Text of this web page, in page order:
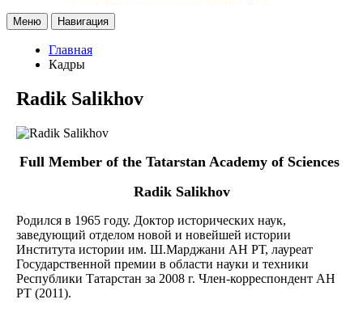
Меню Навигация
Главная
Кадры
Radik Salikhov
Full Member of the Tatarstan Academy of Sciences
Radik Salikhov
Родился в 1965 году. Доктор исторических наук,
заведующий отделом новой и новейшей истории
Института истории им. Ш.Марджани АН РТ, лауреат
Государственной премии в области науки и техники
Республики Татарстан за 2008 г. Член-корреспондент АН
РТ (2011).